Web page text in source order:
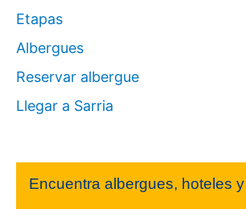
r
Etapas
Albergues
Reservar albergue
Llegar a Sarria
Encuentra albergues, hoteles